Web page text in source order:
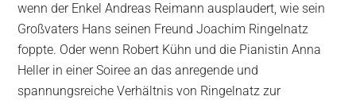
wenn der Enkel Andreas Reimann ausplaudert, wie sein
Großvaters Hans seinen Freund Joachim Ringelnatz
foppte. Oder wenn Robert Kühn und die Pianistin Anna
Heller in einer Soiree an das anregende und
spannungsreiche Verhältnis von Ringelnatz zur